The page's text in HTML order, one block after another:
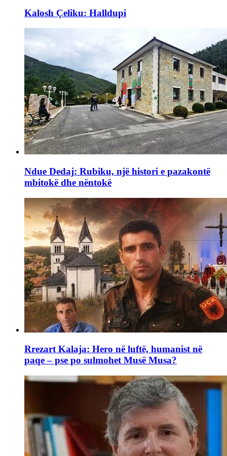
Kalosh Çeliku: Halldupi
Ndue Dedaj: Rubiku, një histori e pazakontë
mbitokë dhe nëntokë
Rrezart Kalaja: Hero në luftë, humanist në
paqe – pse po sulmohet Musë Musa?